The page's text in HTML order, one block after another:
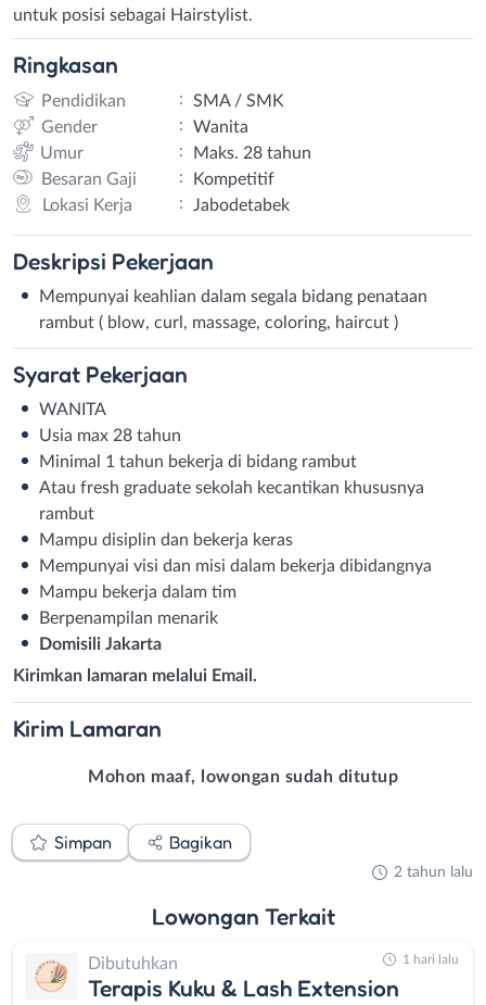
untuk posisi sebagai Hairstylist.
Ringkasan
Pendidikan :
SMA / SMK
Gender
:
Wanita
Umur
:
Maks. 28 tahun
Besaran Gaji
:
Kompetitif
Lokasi Kerja
: Jabodetabek
Deskripsi Pekerjaan
Mempunyai keahlian dalam segala bidang penataan
rambut ( blow, curl, massage, coloring, haircut )
Syarat Pekerjaan
WANITA
Usia max 28 tahun
Minimal 1 tahun bekerja di bidang rambut
Atau fresh graduate sekolah kecantikan khususnya
rambut
Mampu disiplin dan bekerja keras
Mempunyai visi dan misi dalam bekerja dibidangnya
Mampu bekerja dalam tim
Berpenampilan menarik
Domisili Jakarta
Kirimkan lamaran melalui Email.
Kirim Lamaran
Mohon maaf, lowongan sudah ditutup
Simpan Bagikan
2 tahun lalu
Lowongan Terkait
Dibutuhkan
Terapis Kuku & Lash Extension
1 hari lalu